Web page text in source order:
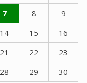
7 8
9
14 15
16
21 22
23
28 29
30